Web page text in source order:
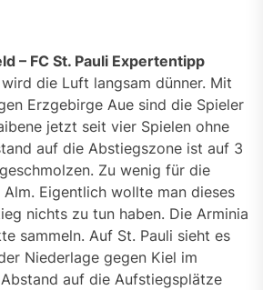
– FC St. Pauli Expertentipp
die Luft langsam dünner. Mit
Erzgebirge Aue sind die Spieler
jetzt seit vier Spielen ohne
auf die Abstiegszone ist auf 3
Zu wenig für die
Eigentlich wollte man dieses
nichts zu tun haben. Die Arminia
sammeln. Auf St. Pauli sieht es
Niederlage gegen Kiel im
auf die Aufstiegsplätze